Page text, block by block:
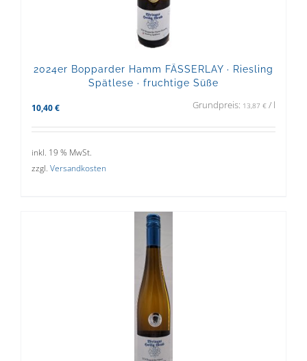
2024er Bopparder Hamm FÄSSERLAY · Riesling
Spätlese · fruchtige Süße
10,40 € Grundpreis: 13,87 € / l
inkl. 19 % MwSt.
zzgl. Versandkosten